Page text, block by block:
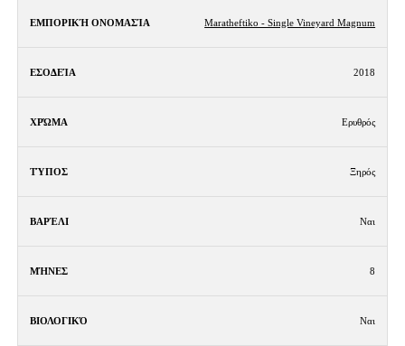
Maratheftiko - Single Vineyard Magnum
2018
Ερυθρός
Ξηρός
Ναι
8
Ναι